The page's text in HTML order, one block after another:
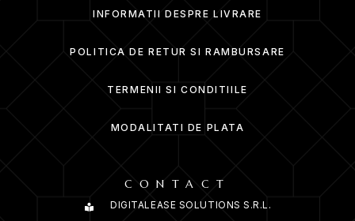
INFORMATII DESPRE LIVRARE
POLITICA DE RETUR SI RAMBURSARE
TERMENII SI CONDITIILE
MODALITATI DE PLATA
CONTACT
DIGITALEASE SOLUTIONS S.R.L.